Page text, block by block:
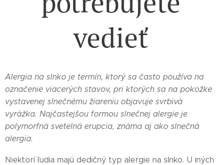
vedieť
Alergia na slnko je termín, ktorý sa často používa na
označenie viacerých stavov, pri ktorých sa na pokožke
vystavenej slnečnému žiareniu objavuje svrbivá
vyrážka. Najčastejšou formou slnečnej alergie je
polymorfná svetelná erupcia, známa aj ako slnečná
alergia.
Niektorí ľudia majú dedičný typ alergie na slnko. U iných